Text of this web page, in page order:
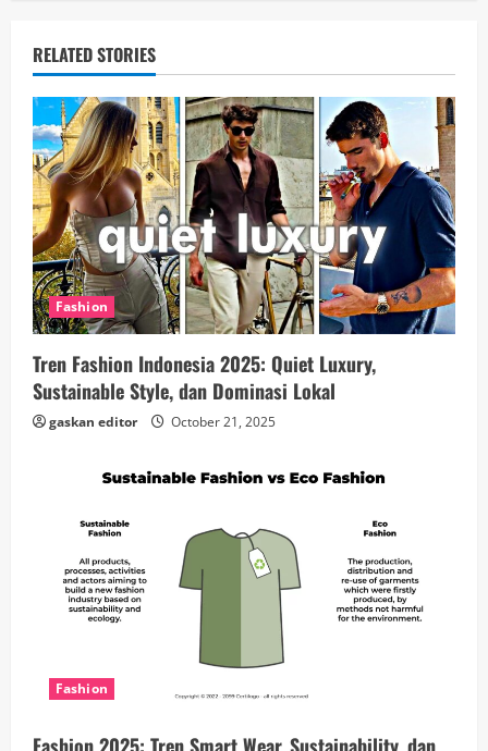
u
e
R
e
a
d
i
n
g
RELATED STORIES
Fashion
Tren Fashion Indonesia 2025: Quiet Luxury,
Sustainable Style, dan Dominasi Lokal
gaskan editor October 21, 2025
Fashion
Fashion 2025: Tren Smart Wear, Sustainability, dan